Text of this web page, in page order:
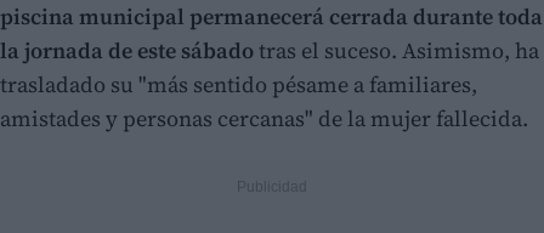
piscina municipal permanecerá cerrada durante toda
la jornada de este sábadotras el suceso. Asimismo, ha
trasladado su "más sentido pésame a familiares,
amistades y personas cercanas" de la mujer fallecida.